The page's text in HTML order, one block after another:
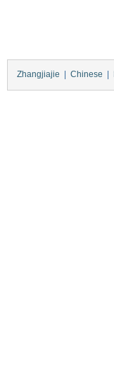
Zhangjiajie Chinese